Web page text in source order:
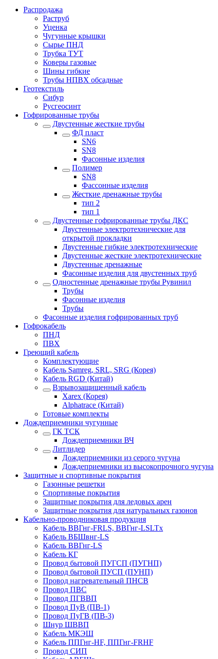
Распродажа
Раструб
Уценка
Чугунные крышки
Сырье ПНД
Трубка ТУТ
Коверы газовые
Шины гибкие
Трубы НПВХ обсадные
Геотекстиль
Сибур
Русгеосинт
Гофрированные трубы
Двустенные жесткие трубы
ФД пласт
SN6
SN8
Фасонные изделия
Полимер
SN8
Фассонные изделия
Жесткие дренажные трубы
тип 2
тип 1
Двустенные гофрированные трубы ДКС
Двустенные электротехнические для
открытой прокладки
Двустенные гибкие электротехнические
Двустенные жесткие электротехнические
Двустенные дренажные
Фасонные изделия для двустенных труб
Одностенные дренажные трубы Рувинил
Трубы
Фасонные изделия
Трубы
Фасонные изделия гофрированных труб
Гофрокабель
ПНД
ПВХ
Греющий кабель
Комплектующие
Кабель Samreg, SRL, SRG (Корея)
Кабель RGD (Китай)
Взрывозащищенный кабель
Xarex (Корея)
Alphatrace (Китай)
Готовые комплекты
Дождеприемники чугунные
ГК ТСК
Дождеприемники ВЧ
Литлидер
Дождеприемники из серого чугуна
Дождеприемники из высокопрочного чугуна
Защитные и спортивные покрытия
Газонные решетки
Спортивные покрытия
Защитные покрытия для ледовых арен
Защитные покрытия для натуральных газонов
Кабельно-проводниковая продукция
Кабель ВВГнг-FRLS, ВВГнг-LSLTx
Кабель ВБШвнг-LS
Кабель ВВГнг-LS
Кабель КГ
Провод бытовой ПУГСП (ПУГНП)
Провод бытовой ПУСП (ПУНП)
Провод нагревательный ПНСВ
Провод ПВС
Провод ПГВВП
Провод ПуВ (ПВ-1)
Провод ПуГВ (ПВ-3)
Шнур ШВВП
Кабель МКЭШ
Кабель ППГнг-HF, ППГнг-FRHF
Провод СИП